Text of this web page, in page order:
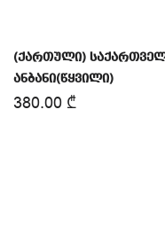
(ქართული)
ანბანი(წყვილი)
380.00 ₾